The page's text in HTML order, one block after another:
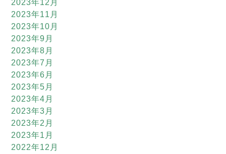
2023年12月
2023年11月
2023年10月
2023年9月
2023年8月
2023年7月
2023年6月
2023年5月
2023年4月
2023年3月
2023年2月
2023年1月
2022年12月